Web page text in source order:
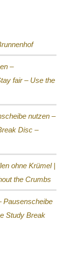
–
fair – Use the
nutzen –
Disc –
ohne Krümel |
the Crumbs
Pausenscheibe
Study Break